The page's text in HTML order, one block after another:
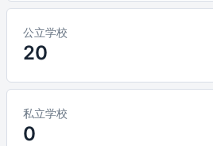
公立学校
20
私立学校
0